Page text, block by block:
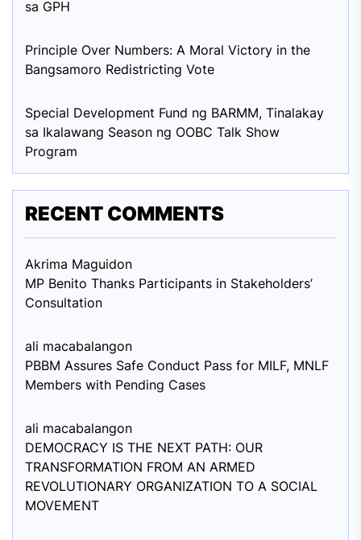
sa GPH
Principle Over Numbers: A Moral Victory in the
Bangsamoro Redistricting Vote
Special Development Fund ng BARMM, Tinalakay
sa Ikalawang Season ng OOBC Talk Show
Program
RECENT COMMENTS
Akrima Maguidon
MP Benito Thanks Participants in Stakeholders’
Consultation
ali macabalangon
PBBM Assures Safe Conduct Pass for MILF, MNLF
Members with Pending Cases
ali macabalangon
DEMOCRACY IS THE NEXT PATH: OUR
TRANSFORMATION FROM AN ARMED
REVOLUTIONARY ORGANIZATION TO A SOCIAL
MOVEMENT